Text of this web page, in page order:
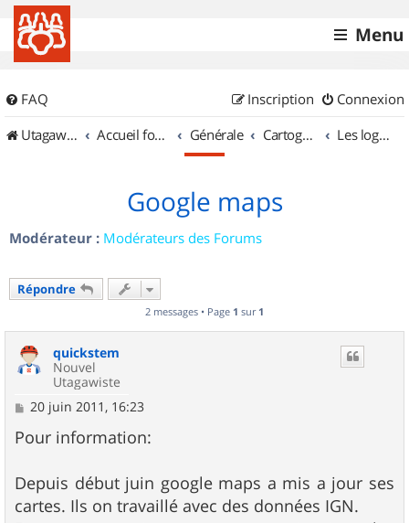
Menu
FAQ Connexion
Inscription
UtagawaVTT (Randos VTT et VTTAE avec traces GPS)
Accueil forum Générale Cartographie et GPS Les logiciels
Google maps
Modérateur : Modérateurs des Forums
Répondre
2 messages • Page 1 sur 1
quickstem
Nouvel
Utagawiste
M
s
s
g
e
20 juin 2011, 16:23
Pour information:
Depuis début juin google maps a mis a jour ses
cartes. Ils on travaillé avec des données IGN.